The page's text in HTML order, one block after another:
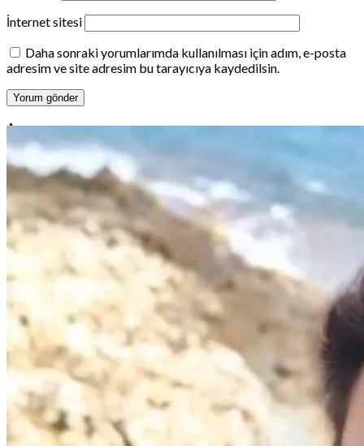
İnternet sitesi
Daha sonraki yorumlarımda kullanılması için adım, e-posta
adresim ve site adresim bu tarayıcıya kaydedilsin.
Ara